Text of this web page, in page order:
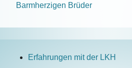
Barmherzigen Brüder
Erfahrungen mit der LKH